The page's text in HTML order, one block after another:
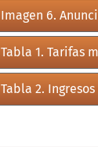
Imagen 6.
Tabla 1. Tarifas
Tabla 2.